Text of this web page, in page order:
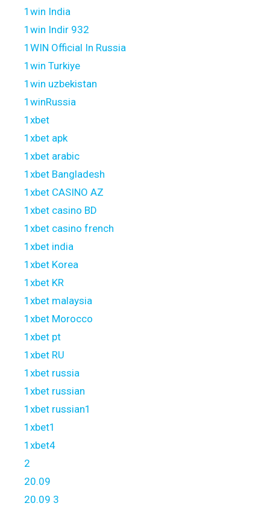
1win India
1win Indir 932
1WIN Official In Russia
1win Turkiye
1win uzbekistan
1winRussia
1xbet
1xbet apk
1xbet arabic
1xbet Bangladesh
1xbet CASINO AZ
1xbet casino BD
1xbet casino french
1xbet india
1xbet Korea
1xbet KR
1xbet malaysia
1xbet Morocco
1xbet pt
1xbet RU
1xbet russia
1xbet russian
1xbet russian1
1xbet1
1xbet4
2
20.09
20.09 3